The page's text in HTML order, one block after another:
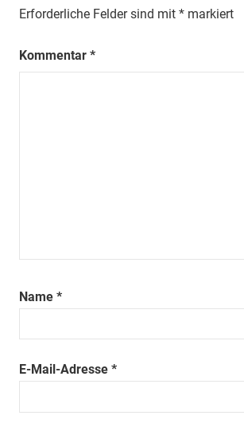
Erforderliche Felder sind mit * markiert
Kommentar *
Name *
E-Mail-Adresse *